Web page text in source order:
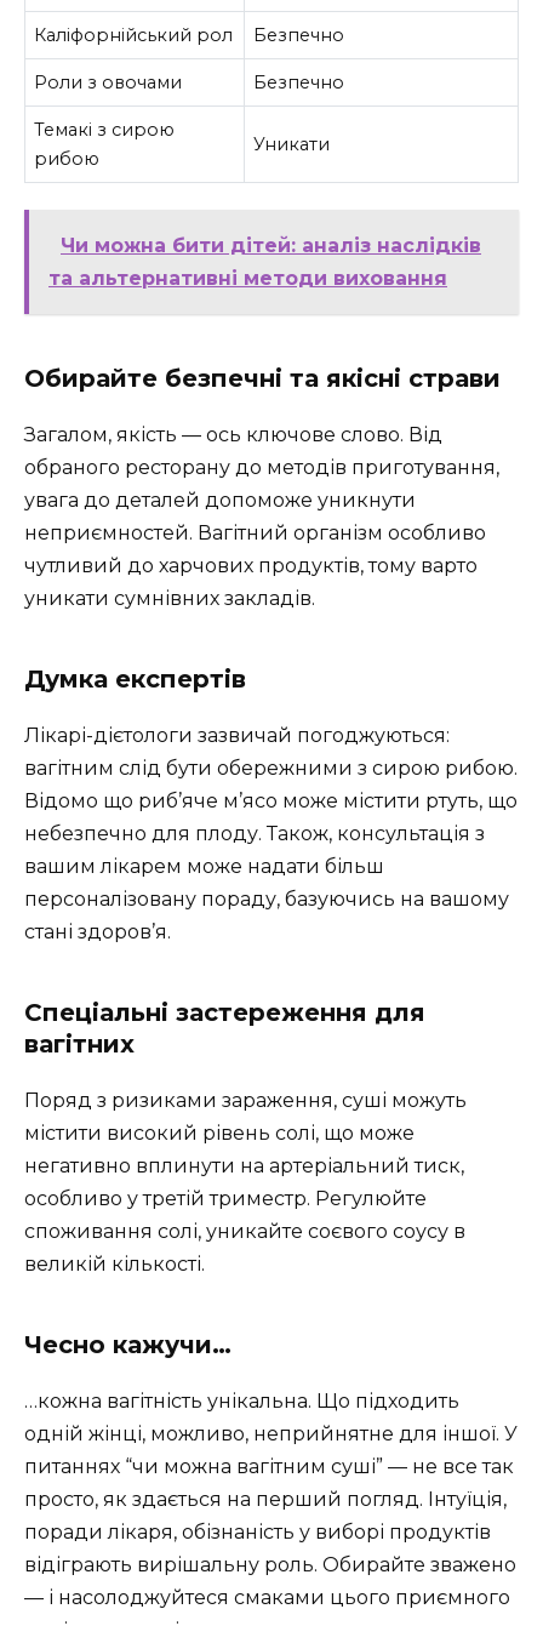
Каліфорнійський рол Безпечно
Роли з овочами Безпечно
Темакі з сирою
рибою
Уникати
Чи можна бити дітей: аналіз наслідків
та альтернативні методи виховання
Обирайте безпечні та якісні страви
Загалом, якість — ось ключове слово. Від
обраного ресторану до методів приготування,
увага до деталей допоможе уникнути
неприємностей. Вагітний організм особливо
чутливий до харчових продуктів, тому варто
уникати сумнівних закладів.
Думка експертів
Лікарі-дієтологи зазвичай погоджуються:
вагітним слід бути обережними з сирою рибою.
Відомо що риб’яче м’ясо може містити ртуть, що
небезпечно для плоду. Також, консультація з
вашим лікарем може надати більш
персоналізовану пораду, базуючись на вашому
стані здоров’я.
Спеціальні застереження для
вагітних
Поряд з ризиками зараження, суші можуть
містити високий рівень солі, що може
негативно вплинути на артеріальний тиск,
особливо у третій триместр. Регулюйте
споживання солі, уникайте соєвого соусу в
великій кількості.
Чесно кажучи…
…кожна вагітність унікальна. Що підходить
одній жінці, можливо, неприйнятне для іншої. У
питаннях “чи можна вагітним суші” — не все так
просто, як здається на перший погляд. Інтуїція,
поради лікаря, обізнаність у виборі продуктів
відіграють вирішальну роль. Обирайте зважено
— і насолоджуйтеся смаками цього приємного